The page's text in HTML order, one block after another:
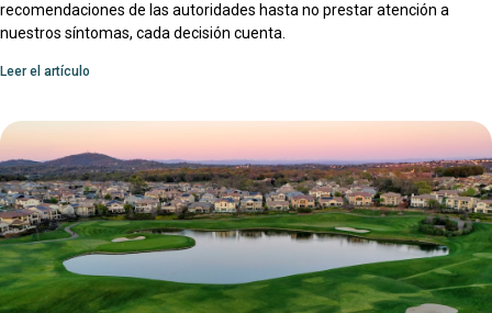
recomendaciones de las autoridades hasta no prestar atención a
nuestros síntomas, cada decisión cuenta.
Leer el artículo